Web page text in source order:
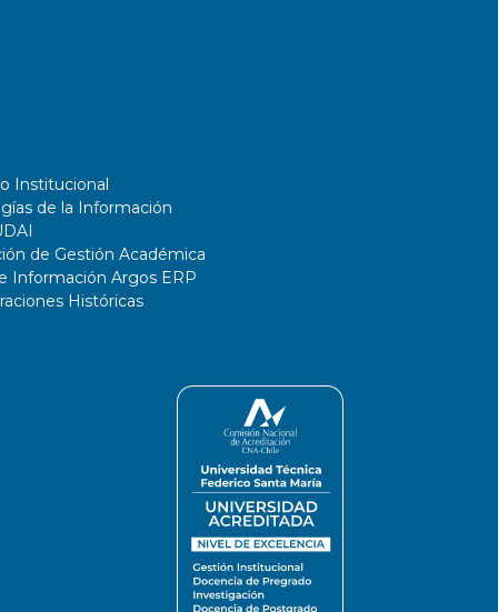
Institucional
de la Información
de Gestión Académica
Información Argos ERP
Históricas